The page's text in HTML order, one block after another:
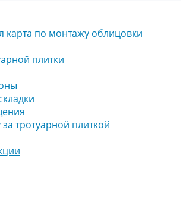
карта по монтажу облицовки
плитки
тротуарной плиткой